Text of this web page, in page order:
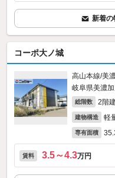
新着の
コーポ大ノ城
高山本線/美
岐阜県美濃
総階数 2階
建物構造 軽
専有面積
賃料 3.5～4.3万円